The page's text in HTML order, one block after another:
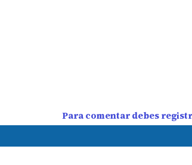
Para comentar debes